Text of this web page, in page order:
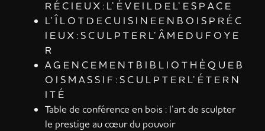
R É C I E U X : L’ É V E I L D E L’ E S P A C E
L’ Î L O T D E C U I S I N E E N B O I S P R É C
I E U X : S C U L P T E R L’ Â M E D U F O Y E
R
A G E N C E M E N T B I B L I O T H È Q U E B
O I S M A S S I F : S C U L P T E R L’ É T E R N
I T É
Table de conférence en bois : l’art de sculpter
le prestige au cœur du pouvoir